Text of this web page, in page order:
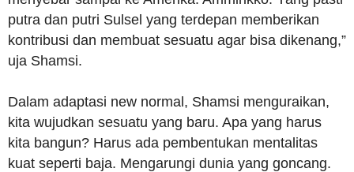
putra dan putri Sulsel yang terdepan memberikan
kontribusi dan membuat sesuatu agar bisa dikenang,”
uja Shamsi.
Dalam adaptasi new normal, Shamsi menguraikan,
kita wujudkan sesuatu yang baru. Apa yang harus
kita bangun? Harus ada pembentukan mentalitas
kuat seperti baja. Mengarungi dunia yang goncang.